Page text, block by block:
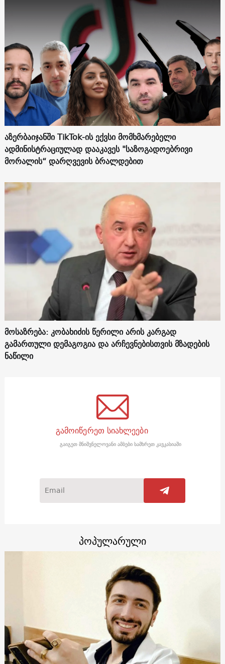
აზერბაიჯანში TikTok-ის ექვსი მომხმარებელი
ადმინისტრაციულად დააკავეს "საზოგადოებრივი
მორალის“ დარღვევის ბრალდებით
მოსაზრება: კობახიძის წერილი არის კარგად
გამართული დემაგოგია და არჩევნებისთვის მზადების
ნაწილი
გამოიწერეთ სიახლეები
გაიგეთ მნიშვნელოვანი ამბები სამხრეთ კავკასიაში
პოპულარული